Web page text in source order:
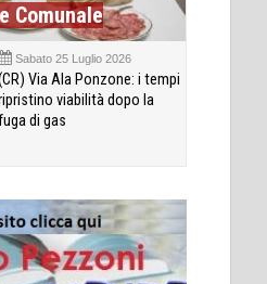
Comunale
Sabato 25 Luglio 2026
Via Ala Ponzone: i tempi
viabilità dopo la
di gas